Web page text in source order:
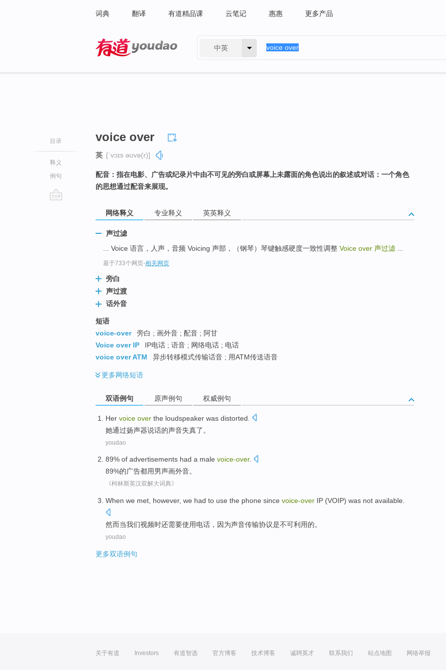
词典 翻译 有道精品课 云笔记 惠惠 更多产品
中英
目录
释义
例句
voice over
英 [ˈvɔɪs əʊvə(r)]
配音：指在电影、广告或纪录片中由不可见的旁白或屏幕上未露面的角色说出的叙述或对话：一个角色
的思想通过配音来展现。
网络释义 专业释义 英英释义
声过滤
... Voice 语言，人声，音频 Voicing 声部，（钢琴）琴键触感硬度一致性调整 Voice over 声过滤
基于733个网页-相关网页
旁白
声过渡
话外音
短语
voice-over
旁白 ; 画外音 ; 配音 ; 阿甘
Voice over IP
IP电话 ; 语音 ; 网络电话 ; 电话
voice over ATM
异步转移模式传输话音 ; 用ATM传送语音
更多网络短语
双语例句 原声例句 权威例句
Her voice over the loudspeaker was distorted
她通过扬声器说话的声音失真了。
youdao
89% of advertisements had a male voice-over.
89%的广告都用男声画外音。
《柯林斯英汉双解大词典》
When we met, however, we had to use the phone since voice-over IP (VOIP) was not available
然而当我们视频时还需要使用电话 ， 因为声音传输协议是不可利用的。
youdao
更多双语例句
关于有道 Investors 有道智选 官方博客 技术博客 诚聘英才 联系我们 站点地图 网络举报